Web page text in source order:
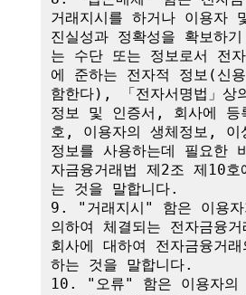
거래지시를 하거나 이용자
진실성과 정확성을 확보하
는 수단 또는 정보로서 전
에 준하는 전자적 정보(신
함한다), 「전자서명법」상
정보 및 인증서, 회사에 등
호, 이용자의 생체정보, 이
정보를 사용하는데 필요한
자금융거래법 제2조 제10
는 것을 말합니다.
9. "거래지시" 함은 이용자
의하여 체결되는 전자금융
회사에 대하여 전자금융거
하는 것을 말합니다.
10. "오류" 함은 이용자의